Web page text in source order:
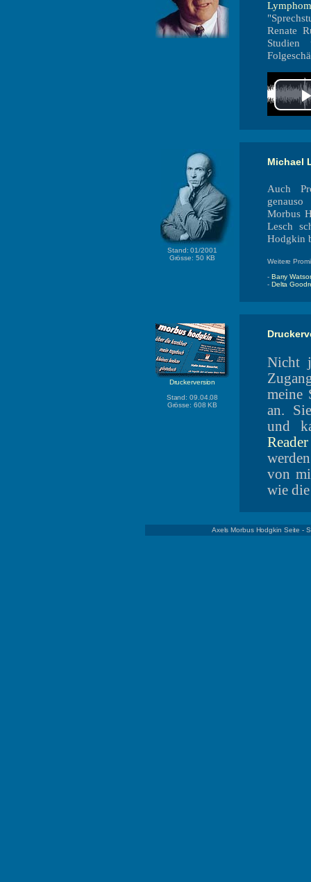
Renate
Studien
Stand: 01/2001
Grösse: 50 KB
Michael
Auch
Morbus
Lesch
Hodgkin
Weitere
- Barry
- Delta
Druckerversion
Stand: 09.04.08
Grösse: 608 KB
Nicht
meine
an.
und
Reader
von
wie
Axels Morbus Hodgkin Seite -